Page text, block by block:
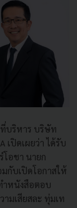
บริหาร บริษัท
เปิดเผยว่า ได้รับ
โอชา นายก
กับเปิดโอกาสให้
ำหนังสือตอบ
มเสียสละ ทุ่มเท